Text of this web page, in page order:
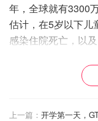
年，全球就有3300
估计，在5岁以下儿
感染住院死亡，以
，
上一篇：